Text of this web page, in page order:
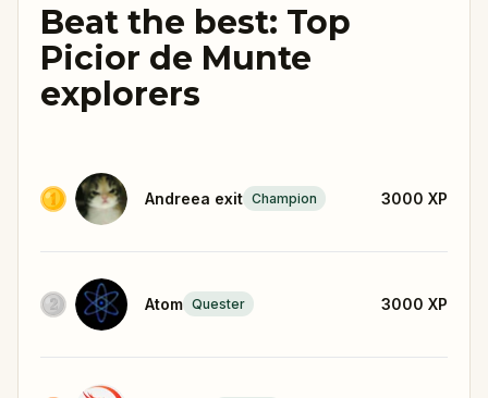
Beat the best: Top
Picior de Munte
explorers
Andreea exit Champion 3000 XP
Atom Quester 3000 XP